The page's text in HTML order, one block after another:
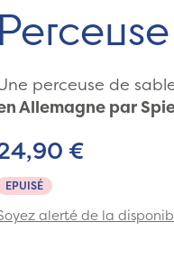
perceuse de
Allemagne par
EPUISÉ
€
alerté de la